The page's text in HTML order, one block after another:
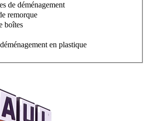
de déménagement
remorque
boîtes
en plastique